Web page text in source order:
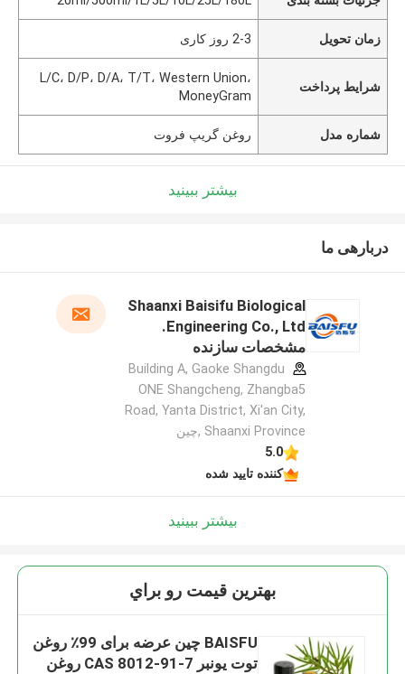
زمان تحویل 2-3 روز کاری
شرایط پرداخت
L/C، D/P، D/A، T/T، Western Union،
MoneyGram
شماره مدل روغن گریپ فروت
بیشتر ببینید
دربارهی ما
Shaanxi Baisifu Biological
Engineering Co., Ltd.
مشخصات سازنده
Building A, Gaoke Shangdu
ONE Shangcheng, Zhangba5
Road, Yanta District, Xi'an City,
Shaanxi Province ,چین
5.0
کننده تایید شده
بیشتر ببینید
بهترين قيمت رو براي
BAISFU چین عرضه برای 99٪ روغن
توت یونبر CAS 8012-91-7 روغن